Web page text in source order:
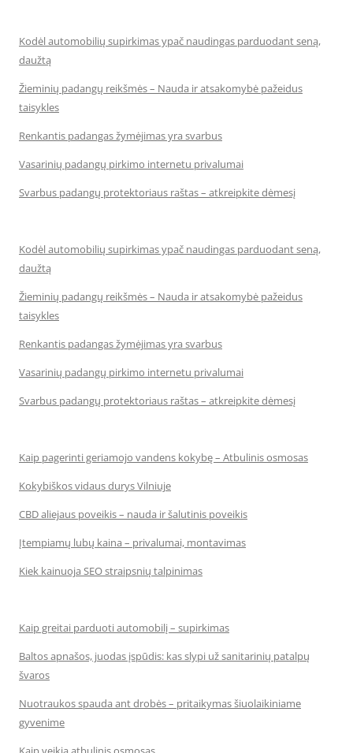
Kodėl automobilių supirkimas ypač naudingas parduodant seną,
daužtą
Žieminių padangų reikšmės – Nauda ir atsakomybė pažeidus
taisykles
Renkantis padangas žymėjimas yra svarbus
Vasarinių padangų pirkimo internetu privalumai
Svarbus padangų protektoriaus raštas – atkreipkite dėmesį
Kodėl automobilių supirkimas ypač naudingas parduodant seną,
daužtą
Žieminių padangų reikšmės – Nauda ir atsakomybė pažeidus
taisykles
Renkantis padangas žymėjimas yra svarbus
Vasarinių padangų pirkimo internetu privalumai
Svarbus padangų protektoriaus raštas – atkreipkite dėmesį
Kaip pagerinti geriamojo vandens kokybę – Atbulinis osmosas
Kokybiškos vidaus durys Vilniuje
CBD aliejaus poveikis – nauda ir šalutinis poveikis
Įtempiamų lubų kaina – privalumai, montavimas
Kiek kainuoja SEO straipsnių talpinimas
Kaip greitai parduoti automobilį – supirkimas
Baltos apnašos, juodas įspūdis: kas slypi už sanitarinių patalpų
švaros
Nuotraukos spauda ant drobės – pritaikymas šiuolaikiniame
gyvenime